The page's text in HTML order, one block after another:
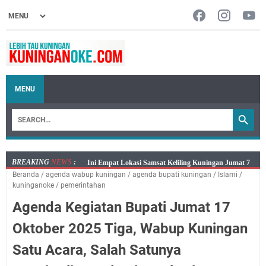
MENU
BREAKING NEWS :
Jumat 7 Agustus 2026 Mobil SIM Keliling Ada di
Kecamatan Sindangagung
Dicabut Dari Hidupmu, Kamu Akan Tetap Berjalan
Kelaparan Meskipun Memiliki Sekarung Penuh Uang
Salat Lima Waktu itu Bukan Cuma Kewajiban, Tapi
juga Tempat Beristirahat yang Paling Menenangkan, Ini
Beranda / agenda wabup kuningan / agenda bupati kuningan / Islami /
kuninganoke / pemerintahan
Agenda Kegiatan Bupati Jumat 17
Oktober 2025 Tiga, Wabup Kuningan
Satu Acara, Salah Satunya